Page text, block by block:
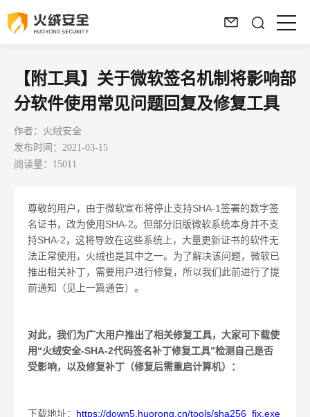
【附工具】关于微软签名机制将影响部
分软件使用常见问题回复及修复工具
作者：火绒安全
发布时间：2021-03-15
阅读量：15011
尊敬的用户，由于微软宣布将停止支持SHA-1签署的数字签
名证书，改为使用SHA-2。但部分旧版微软系统本身并不支
持SHA-2，这将导致在这些系统上，大量更新证书的软件无
法正常使用，火绒也是其中之一。为了解决该问题，微软已
推出相关补丁，需要用户进行修复，所以我们此前进行了提
前通知（见上一篇通告）。
对此，我们为广大用户推出了相关修复工具，大家可下载使
用“火绒安全-SHA-2代码签名补丁修复工具”检测自己是否
受影响，以及修复补丁（修复后需重启计算机）：
下载地址： https://down5.huorong.cn/tools/sha256_fix.exe